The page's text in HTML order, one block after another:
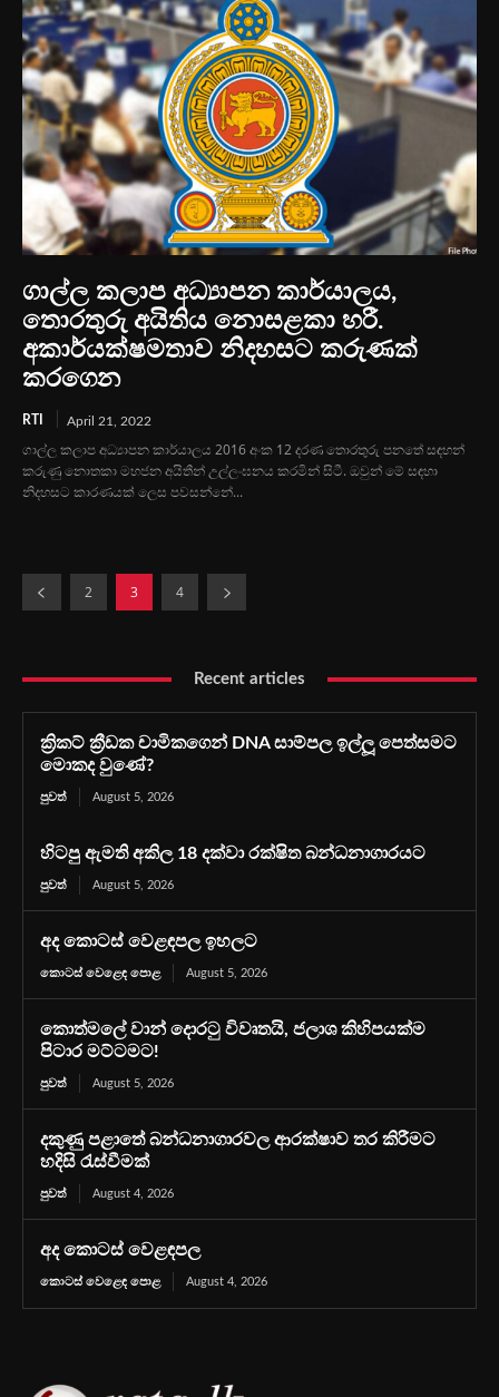
ගාල්ල කලාප අධ්‍යාපන කාර්යාලය,
තොරතුරු අයිතිය නොසළකා හරී.
අකාර්යක්ෂමතාව නිදහසට කරුණක්
කරගෙන
RTI April 21, 2022
ගාල්ල කලාප අධ්‍යාපන කාර්යාලය 2016 අංක 12 දරණ තොරතුරු පනතේ සඳහන්
කරුණු නොතකා මහජන අයිතීන් උල්ලංඝනය කරමින් සිටී. ඔවුන් මේ සඳහා
නිදහසට කාරණයක් ලෙස පවසන්නේ...
2 3 4
Recent articles
ක්‍රිකට් ක්‍රීඩක චාමිකගෙන් DNA සාම්පල ඉල්ලූ පෙත්සමට
මොකද වුණේ?
පුවත් August 5, 2026
හිටපු ඇමති අකිල 18 දක්වා රක්ෂිත බන්ධනාගාරයට
පුවත් August 5, 2026
අද කොටස් වෙළඳපල ඉහලට
කොටස් වෙළෙඳ පොළ August 5, 2026
කොත්මලේ වාන් දොරටු විවෘතයි, ජලාශ කිහිපයක්ම
පිටාර මට්ටමට!
පුවත් August 5, 2026
දකුණු පළාතේ බන්ධනාගාරවල ආරක්ෂාව තර කිරීමට
හදිසි රැස්වීමක්
පුවත් August 4, 2026
අද කොටස් වෙළඳපල
කොටස් වෙළෙඳ පොළ August 4, 2026